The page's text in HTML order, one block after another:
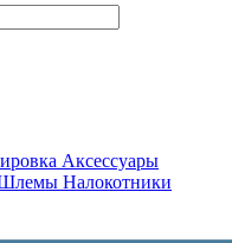
Аксессуары
Налокотники